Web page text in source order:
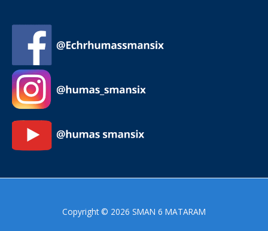
Copyright © 2026 SMAN 6 MATARAM